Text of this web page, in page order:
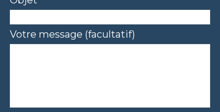
Votre message (facultatif)